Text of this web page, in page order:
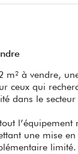
m² à vendre,
ceux qui
dans le
l’équipement
une mise
limité.